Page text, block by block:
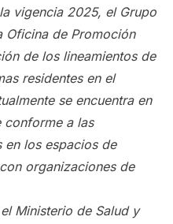
vigencia 2025, el Grupo
Oficina de Promoción
de los lineamientos de
residentes en el
se encuentra en
conforme a las
en los espacios de
organizaciones de
Ministerio de Salud y